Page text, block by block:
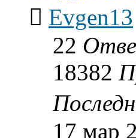
Evgen13
22
18382
17 мар